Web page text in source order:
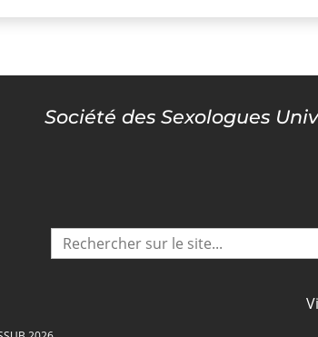
Société des Sexologues